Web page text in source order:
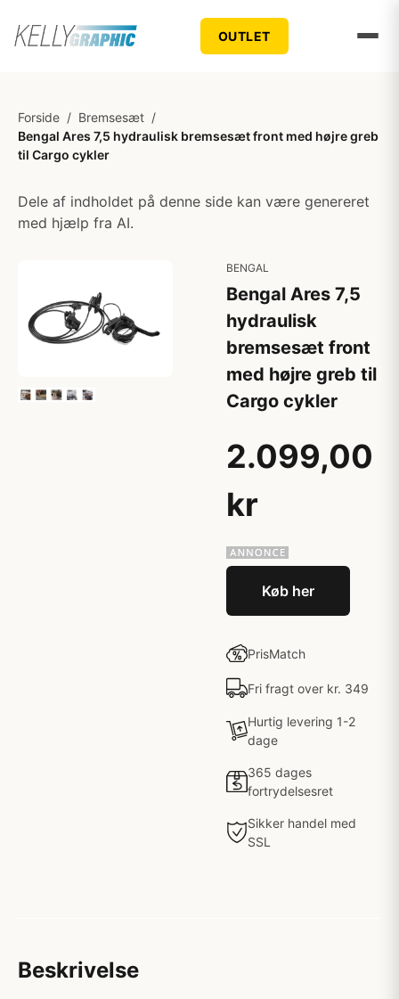
OUTLET
Forside / Bremsesæt /
Bengal Ares 7,5 hydraulisk bremsesæt front med højre greb
til Cargo cykler
Dele af indholdet på denne side kan være genereret
med hjælp fra AI.
BENGAL
Bengal Ares 7,5
hydraulisk
bremsesæt front
med højre greb til
Cargo cykler
2.099,00
kr
Køb her
PrisMatch
Fri fragt over kr. 349
Hurtig levering 1-2
dage
365 dages
fortrydelsesret
Sikker handel med
SSL
Beskrivelse